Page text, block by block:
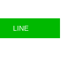
LINE